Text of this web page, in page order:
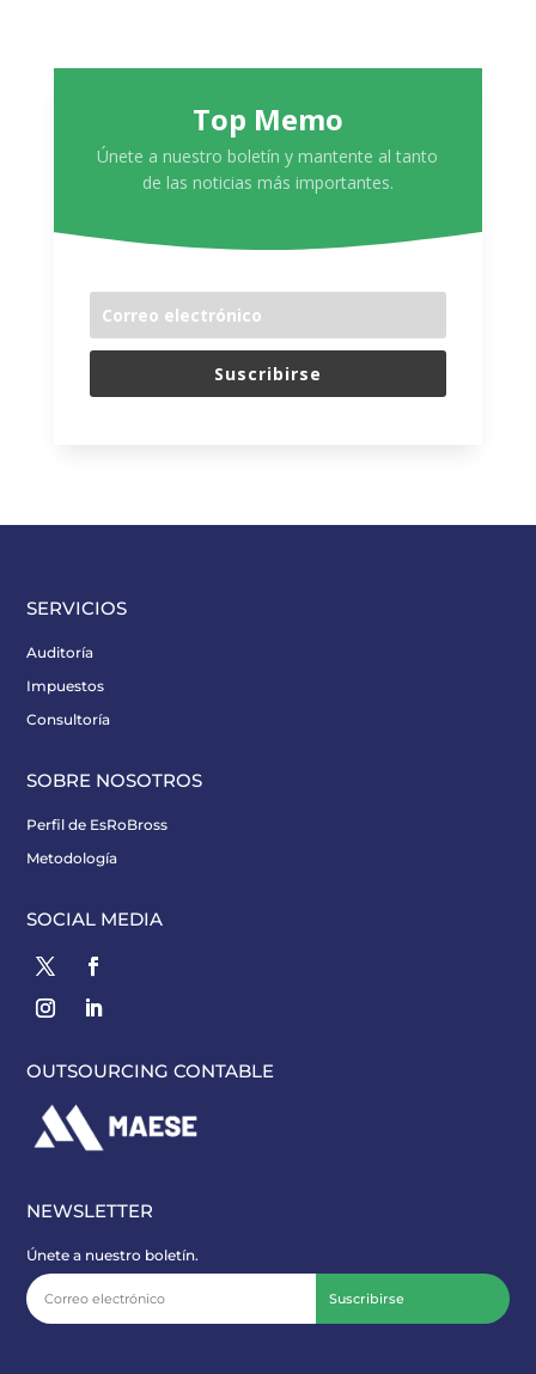
Top Memo
Únete a nuestro boletín y mantente al tanto
de las noticias más importantes.
Suscribirse
SERVICIOS
Auditoría
Impuestos
Consultoría
SOBRE NOSOTROS
Perfil de EsRoBross
Metodología
SOCIAL MEDIA
OUTSOURCING CONTABLE
NEWSLETTER
Únete a nuestro boletín.
Suscribirse